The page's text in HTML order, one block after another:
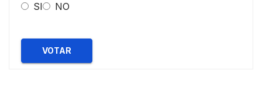
SI NO
VOTAR